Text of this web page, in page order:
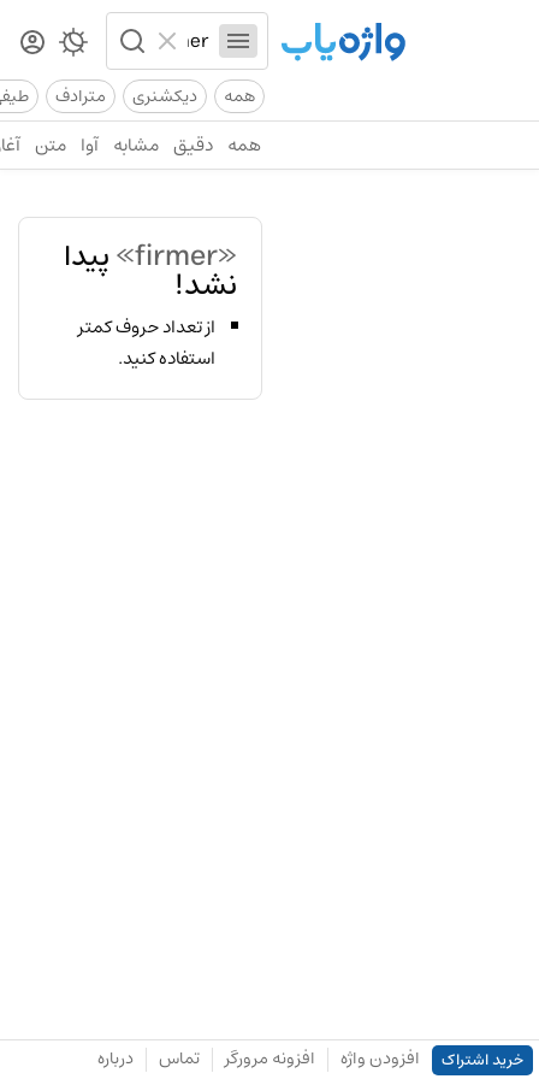
همه دیکشنری مترادف
همه دقیق مشابه آوا متن
«firmer» پیدا
نشد!
از تعداد حروف کمتر
استفاده کنید.
خرید اشتراک افزودن واژه افزونه مرورگر تماس درباره